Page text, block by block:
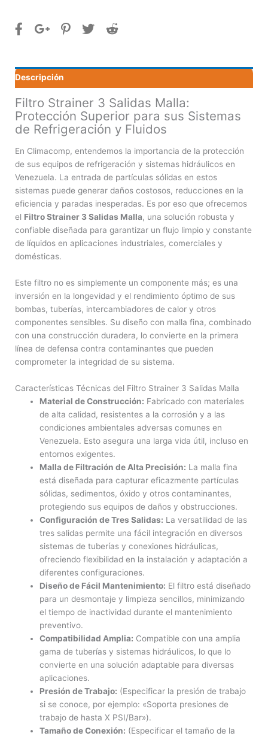
Malla
Descripción
Filtro Strainer 3 Salidas Malla:
Protección Superior para sus Sistemas
de Refrigeración y Fluidos
En Climacomp, entendemos la importancia de la protección
de sus equipos de refrigeración y sistemas hidráulicos en
Venezuela. La entrada de partículas sólidas en estos
sistemas puede generar daños costosos, reducciones en la
eficiencia y paradas inesperadas. Es por eso que ofrecemos
el Filtro Strainer 3 Salidas Malla, una solución robusta y
confiable diseñada para garantizar un flujo limpio y constante
de líquidos en aplicaciones industriales, comerciales y
domésticas.
Este filtro no es simplemente un componente más; es una
inversión en la longevidad y el rendimiento óptimo de sus
bombas, tuberías, intercambiadores de calor y otros
componentes sensibles. Su diseño con malla fina, combinado
con una construcción duradera, lo convierte en la primera
línea de defensa contra contaminantes que pueden
comprometer la integridad de su sistema.
Características Técnicas del Filtro Strainer 3 Salidas Malla
Material de Construcción: Fabricado con materiales
de alta calidad, resistentes a la corrosión y a las
condiciones ambientales adversas comunes en
Venezuela. Esto asegura una larga vida útil, incluso en
entornos exigentes.
Malla de Filtración de Alta Precisión: La malla fina
está diseñada para capturar eficazmente partículas
sólidas, sedimentos, óxido y otros contaminantes,
protegiendo sus equipos de daños y obstrucciones.
Configuración de Tres Salidas: La versatilidad de las
tres salidas permite una fácil integración en diversos
sistemas de tuberías y conexiones hidráulicas,
ofreciendo flexibilidad en la instalación y adaptación a
diferentes configuraciones.
Diseño de Fácil Mantenimiento: El filtro está diseñado
para un desmontaje y limpieza sencillos, minimizando
el tiempo de inactividad durante el mantenimiento
preventivo.
Compatibilidad Amplia: Compatible con una amplia
gama de tuberías y sistemas hidráulicos, lo que lo
convierte en una solución adaptable para diversas
aplicaciones.
Presión de Trabajo: (Especificar la presión de trabajo
si se conoce, por ejemplo: «Soporta presiones de
trabajo de hasta X PSI/Bar»).
Tamaño de Conexión: (Especificar el tamaño de la